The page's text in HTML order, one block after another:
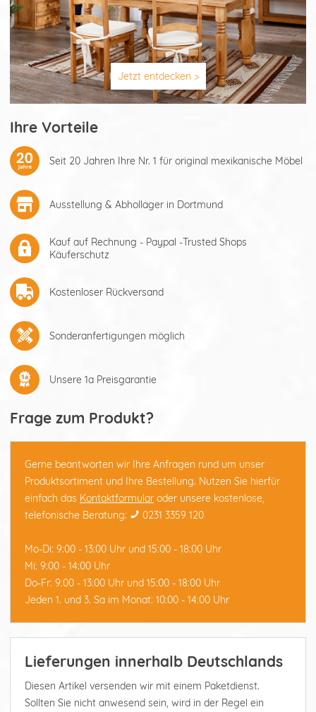
Jetzt entdecken >
Ihre Vorteile
Seit 20 Jahren Ihre Nr. 1 für original mexikanische Möbel
Ausstellung & Abhollager in Dortmund
Kauf auf Rechnung - Paypal -Trusted Shops
Käuferschutz
Kostenloser Rückversand
Sonderanfertigungen möglich
Unsere 1a Preisgarantie
Frage zum Produkt?
Gerne beantworten wir Ihre Anfragen rund um unser
Produktsortiment und Ihre Bestellung. Nutzen Sie hierfür
einfach das Kontaktformular oder unsere kostenlose,
telefonische Beratung:
0231 3359 120
Mo-Di: 9:00 - 13:00 Uhr und 15:00 - 18:00 Uhr
Mi: 9:00 - 14:00 Uhr
Do-Fr: 9:00 - 13:00 Uhr und 15:00 - 18:00 Uhr
Jeden 1. und 3. Sa im Monat: 10:00 - 14:00 Uhr
Lieferungen innerhalb Deutschlands
Diesen Artikel versenden wir mit einem Paketdienst.
Sollten Sie nicht anwesend sein, wird in der Regel ein